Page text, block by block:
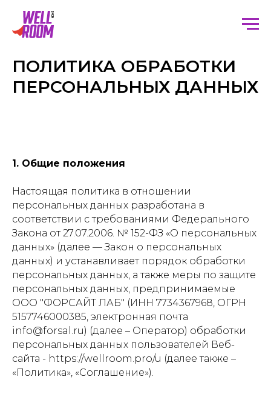
ПОЛИТИКА ОБРАБОТКИ
ПЕРСОНАЛЬНЫХ ДАННЫХ
1. Общие положения
Настоящая политика в отношении
персональных данных разработана в
соответствии с требованиями Федерального
Закона от 27.07.2006. № 152-ФЗ «О персональных
данных» (далее — Закон о персональных
данных) и устанавливает порядок обработки
персональных данных, а также меры по защите
персональных данных, предпринимаемые
ООО "ФОРСАЙТ ЛАБ" (ИНН 7734367968, ОГРН
5157746000385, электронная почта
info@forsal.ru) (далее – Оператор) обработки
персональных данных пользователей Веб-
сайта - https://wellroom.pro/u (далее также –
«Политика», «Соглашение»).